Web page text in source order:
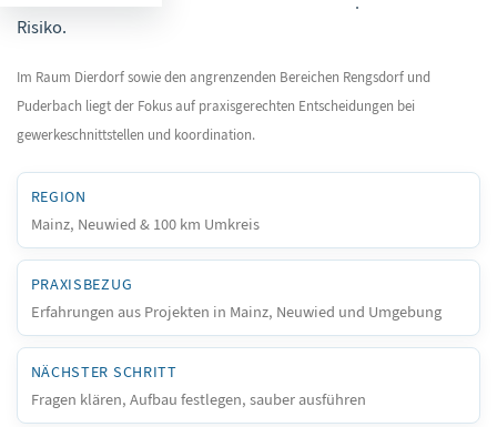
Risiko.
Im Raum Dierdorf sowie den angrenzenden Bereichen Rengsdorf und
Puderbach liegt der Fokus auf praxisgerechten Entscheidungen bei
gewerkeschnittstellen und koordination.
REGION
Mainz, Neuwied & 100 km Umkreis
PRAXISBEZUG
Erfahrungen aus Projekten in Mainz, Neuwied und Umgebung
NÄCHSTER SCHRITT
Fragen klären, Aufbau festlegen, sauber ausführen